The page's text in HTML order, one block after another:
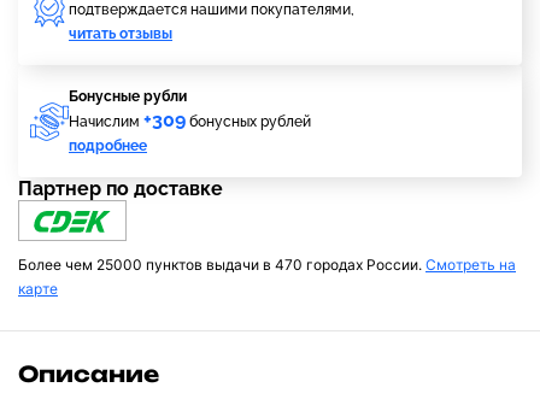
подтверждается нашими покупателями,
читать отзывы
Бонусные рубли
Начислим +309 бонусных рублей
подробнее
Партнер по доставке
Более чем 25000 пунктов выдачи в 470 городах России. Смотреть на
карте
Описание